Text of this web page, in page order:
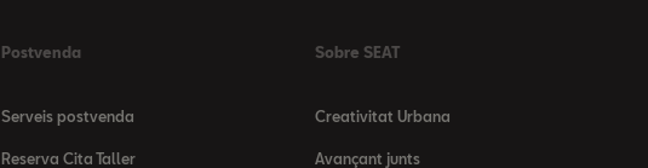
Postvenda
Serveis postvenda
Reserva Cita Taller
Sobre SEAT
Creativitat Urbana
Avançant junts